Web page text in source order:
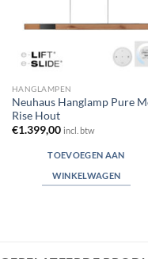
HANGLAMPEN
Neuhaus Hanglamp Pure
Rise Hout
€1.399,00 incl. btw
TOEVOEGEN AAN
WINKELWAGEN